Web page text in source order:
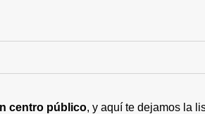
centro público, y aquí te dejamos la